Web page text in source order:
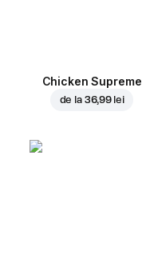
Chicken Supreme
de la 36,99 lei